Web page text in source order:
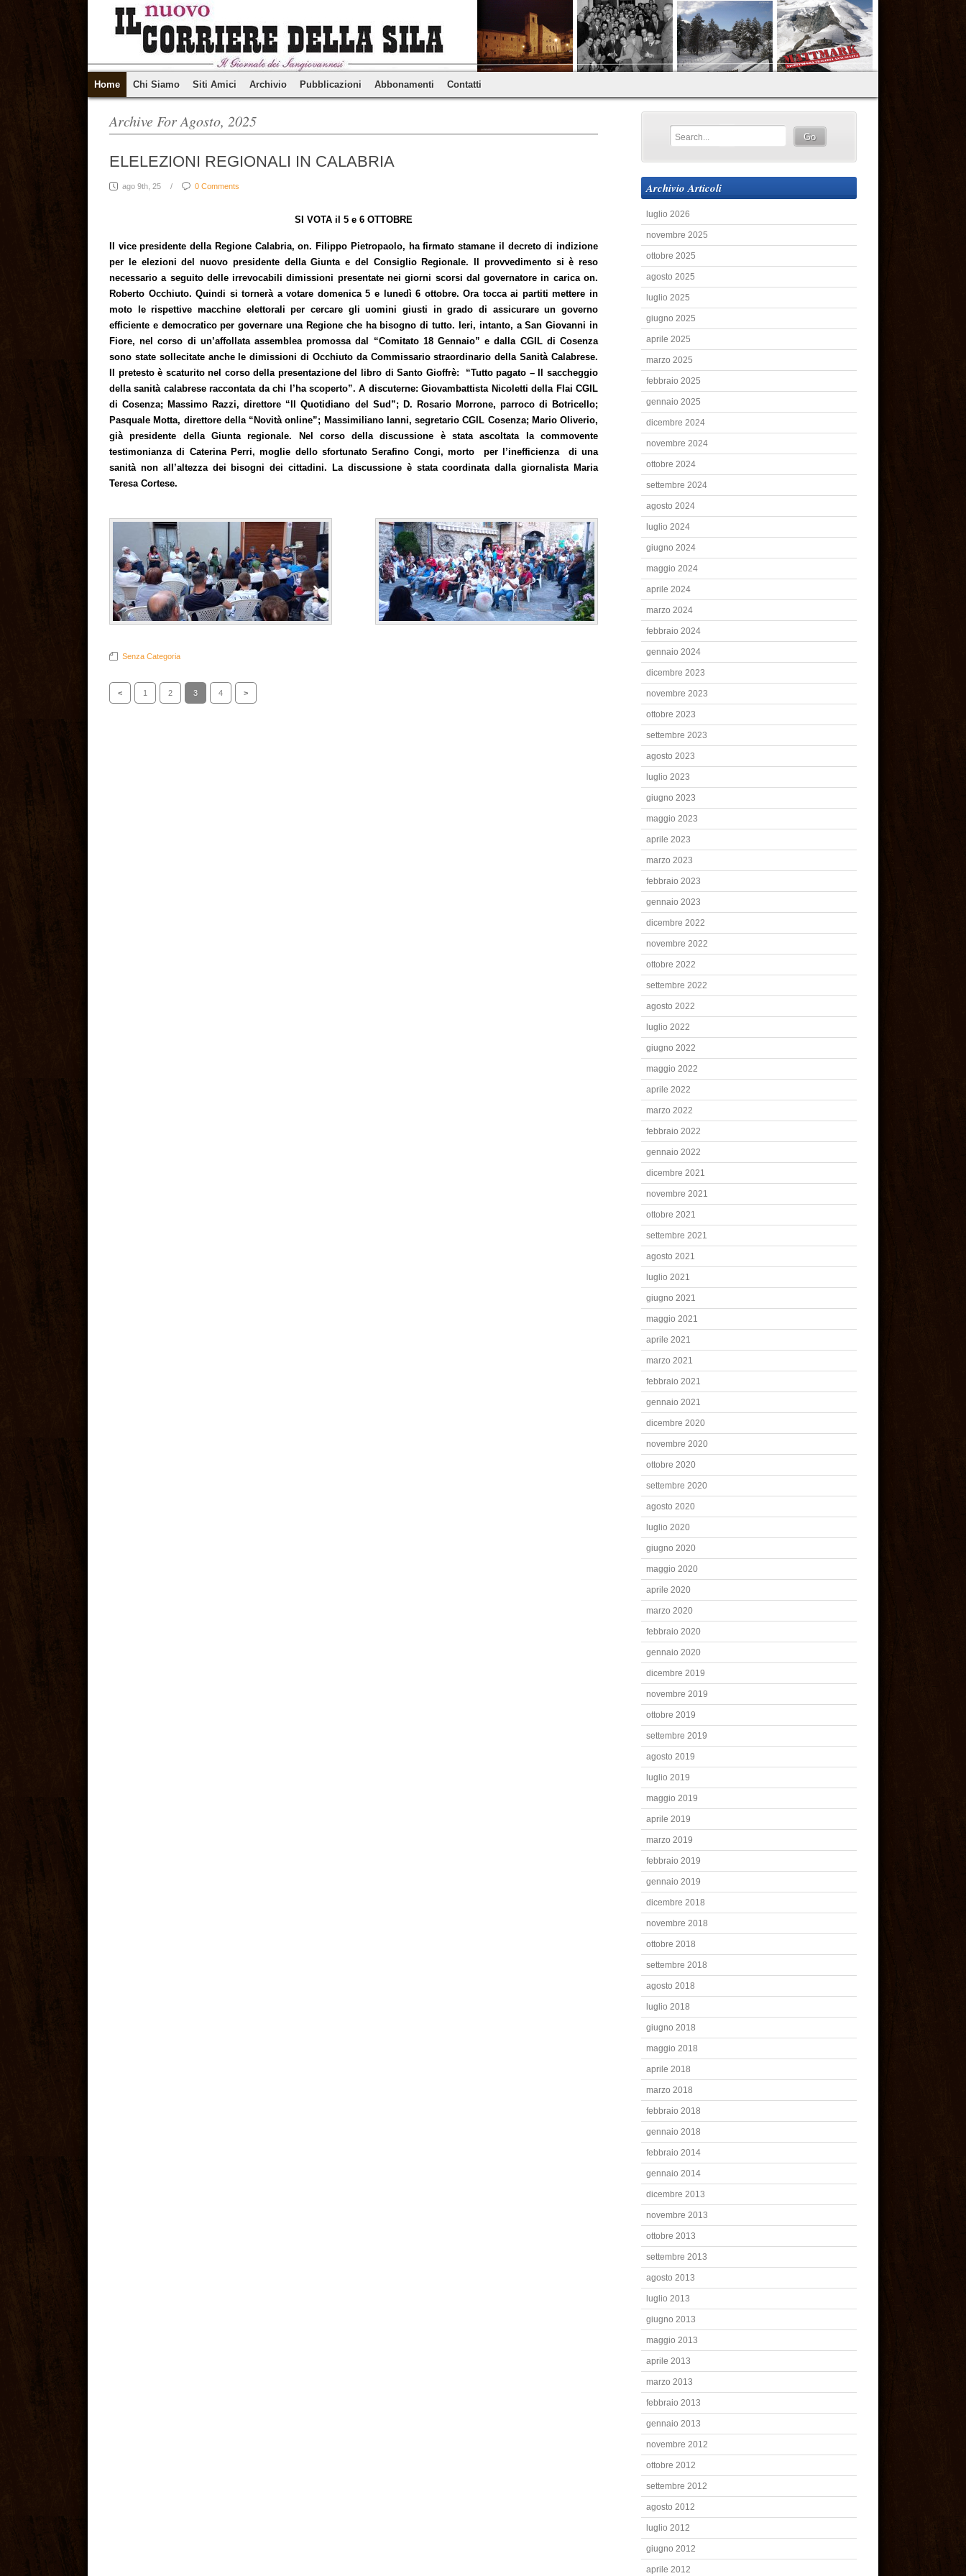
Home Chi Siamo Siti Amici Archivio Pubblicazioni Abbonamenti Contatti
Archive For Agosto, 2025
ELELEZIONI REGIONALI IN CALABRIA
ago 9th, 25 / 0 Comments
SI VOTA il 5 e 6 OTTOBRE
Il vice presidente della Regione Calabria, on. Filippo Pietropaolo, ha firmato stamane il decreto di indizione
per le elezioni del nuovo presidente della Giunta e del Consiglio Regionale. Il provvedimento si è reso
necessario a seguito delle irrevocabili dimissioni presentate nei giorni scorsi dal governatore in carica on.
Roberto Occhiuto. Quindi si tornerà a votare domenica 5 e lunedì 6 ottobre. Ora tocca ai partiti mettere in
moto le rispettive macchine elettorali per cercare gli uomini giusti in grado di assicurare un governo
efficiente e democratico per governare una Regione che ha bisogno di tutto. Ieri, intanto, a San Giovanni in
Fiore, nel corso di un’affollata assemblea promossa dal “Comitato 18 Gennaio” e dalla CGIL di Cosenza
sono state sollecitate anche le dimissioni di Occhiuto da Commissario straordinario della Sanità Calabrese.
Il pretesto è scaturito nel corso della presentazione del libro di Santo Gioffrè: “Tutto pagato – Il saccheggio
della sanità calabrese raccontata da chi l’ha scoperto”. A discuterne: Giovambattista Nicoletti della Flai CGIL
di Cosenza; Massimo Razzi, direttore “Il Quotidiano del Sud”; D. Rosario Morrone, parroco di Botricello;
Pasquale Motta, direttore della “Novità online”; Massimiliano Ianni, segretario CGIL Cosenza; Mario Oliverio,
già presidente della Giunta regionale. Nel corso della discussione è stata ascoltata la commovente
testimonianza di Caterina Perri, moglie dello sfortunato Serafino Congi, morto per l’inefficienza di una
sanità non all’altezza dei bisogni dei cittadini. La discussione è stata coordinata dalla giornalista Maria
Teresa Cortese.
Senza Categoria
< 1 2 3 4 >
Archivio Articoli
luglio 2026
novembre 2025
ottobre 2025
agosto 2025
luglio 2025
giugno 2025
aprile 2025
marzo 2025
febbraio 2025
gennaio 2025
dicembre 2024
novembre 2024
ottobre 2024
settembre 2024
agosto 2024
luglio 2024
giugno 2024
maggio 2024
aprile 2024
marzo 2024
febbraio 2024
gennaio 2024
dicembre 2023
novembre 2023
ottobre 2023
settembre 2023
agosto 2023
luglio 2023
giugno 2023
maggio 2023
aprile 2023
marzo 2023
febbraio 2023
gennaio 2023
dicembre 2022
novembre 2022
ottobre 2022
settembre 2022
agosto 2022
luglio 2022
giugno 2022
maggio 2022
aprile 2022
marzo 2022
febbraio 2022
gennaio 2022
dicembre 2021
novembre 2021
ottobre 2021
settembre 2021
agosto 2021
luglio 2021
giugno 2021
maggio 2021
aprile 2021
marzo 2021
febbraio 2021
gennaio 2021
dicembre 2020
novembre 2020
ottobre 2020
settembre 2020
agosto 2020
luglio 2020
giugno 2020
maggio 2020
aprile 2020
marzo 2020
febbraio 2020
gennaio 2020
dicembre 2019
novembre 2019
ottobre 2019
settembre 2019
agosto 2019
luglio 2019
maggio 2019
aprile 2019
marzo 2019
febbraio 2019
gennaio 2019
dicembre 2018
novembre 2018
ottobre 2018
settembre 2018
agosto 2018
luglio 2018
giugno 2018
maggio 2018
aprile 2018
marzo 2018
febbraio 2018
gennaio 2018
febbraio 2014
gennaio 2014
dicembre 2013
novembre 2013
ottobre 2013
settembre 2013
agosto 2013
luglio 2013
giugno 2013
maggio 2013
aprile 2013
marzo 2013
febbraio 2013
gennaio 2013
novembre 2012
ottobre 2012
settembre 2012
agosto 2012
luglio 2012
giugno 2012
aprile 2012